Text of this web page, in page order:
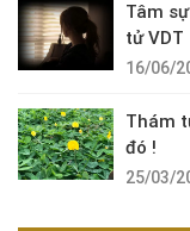
Tâm
tử VDT
16/06/
Thám
đó !
25/03/